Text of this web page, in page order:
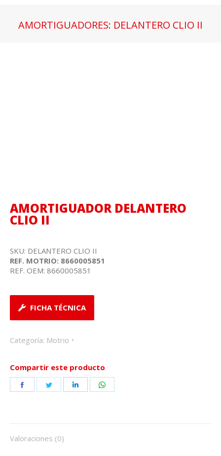
AMORTIGUADORES: DELANTERO CLIO II
AMORTIGUADOR DELANTERO
CLIO II
SKU: DELANTERO CLIO II
REF. MOTRIO: 8660005851
REF. OEM: 8660005851
FICHA TÉCNICA
Categoría: Motrio
Compartir este producto
Share
Share
Share
Valoraciones (0)